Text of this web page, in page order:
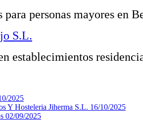
para personas mayores en
S.L.
establecimientos
2025
Y Hosteleria Jiherma S.L. 16/10/2025
02/09/2025